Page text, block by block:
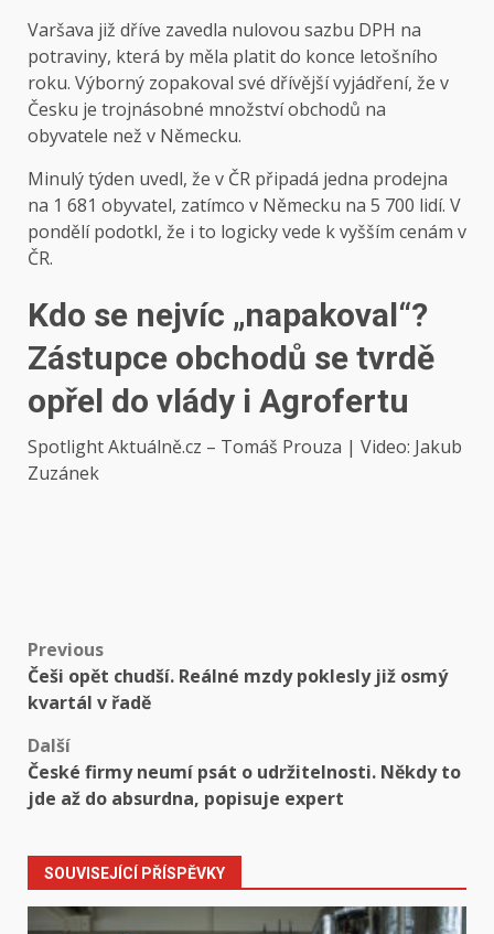
Varšava již dříve zavedla nulovou sazbu DPH na
potraviny, která by měla platit do konce letošního
roku. Výborný zopakoval své dřívější vyjádření, že v
Česku je trojnásobné množství obchodů na
obyvatele než v Německu.
Minulý týden uvedl, že v ČR připadá jedna prodejna
na 1 681 obyvatel, zatímco v Německu na 5 700 lidí. V
pondělí podotkl, že i to logicky vede k vyšším cenám v
ČR.
Kdo se nejvíc „napakoval“?
Zástupce obchodů se tvrdě
opřel do vlády i Agrofertu
Spotlight Aktuálně.cz – Tomáš Prouza | Video: Jakub
Zuzánek
Post
navigation
Previous
Češi opět chudší. Reálné mzdy poklesly již osmý
kvartál v řadě
Další
České firmy neumí psát o udržitelnosti. Někdy to
jde až do absurdna, popisuje expert
SOUVISEJÍCÍ PŘÍSPĚVKY